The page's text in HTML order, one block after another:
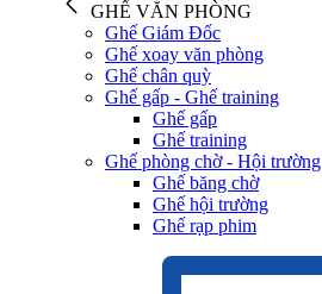
GHẾ VĂN PHÒNG
Ghế Giám Đốc
Ghế xoay văn phòng
Ghế chân quỳ
Ghế gấp - Ghế training
Ghế gấp
Ghế training
Ghế phòng chờ - Hội trường
Ghế băng chờ
Ghế hội trường
Ghế rạp phim